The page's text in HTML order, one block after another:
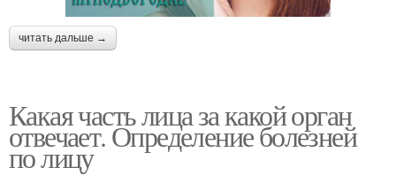
читать дальше →
Какая часть лица за какой орган
отвечает. Определение болезней
по лицу